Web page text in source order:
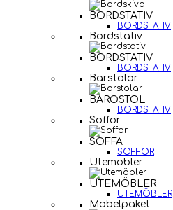
BORDSTATIV
BORDSTATIV
Bordstativ
BORDSTATIV
BORDSTATIV
Barstolar
BAROSTOL
BORDSTATIV
Soffor
SOFFA
SOFFOR
Utemöbler
UTEMÖBLER
UTEMÖBLER
Möbelpaket